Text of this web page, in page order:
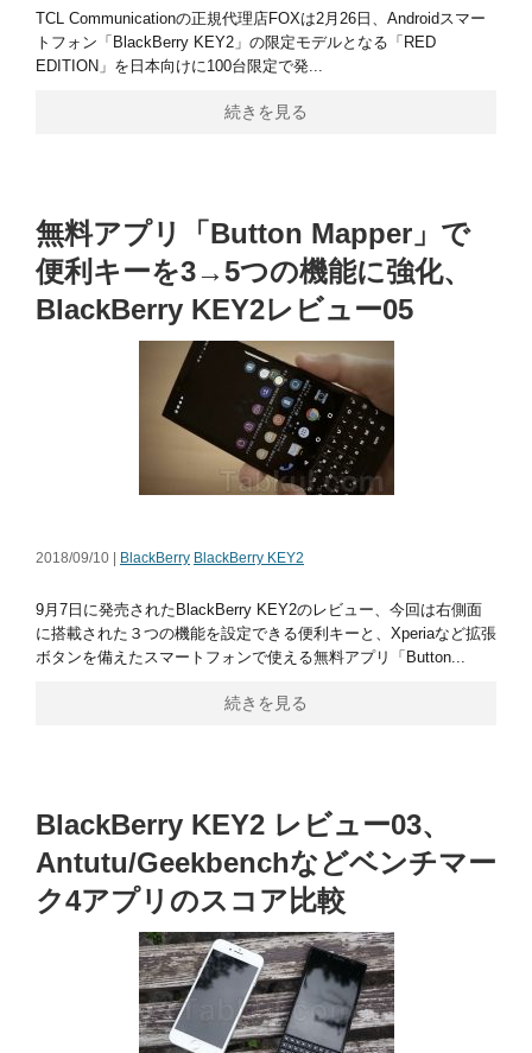
TCL Communicationの正規代理店FOXは2月26日、Androidスマー
トフォン「BlackBerry KEY2」の限定モデルとなる「RED
EDITION」を日本向けに100台限定で発...
続きを見る
無料アプリ「Button Mapper」で
便利キーを3→5つの機能に強化、
BlackBerry KEY2レビュー05
2018/09/10 | BlackBerry BlackBerry KEY2
9月7日に発売されたBlackBerry KEY2のレビュー、今回は右側面
に搭載された３つの機能を設定できる便利キーと、Xperiaなど拡張
ボタンを備えたスマートフォンで使える無料アプリ「Button...
続きを見る
BlackBerry KEY2 レビュー03、
Antutu/Geekbenchなどベンチマー
ク4アプリのスコア比較